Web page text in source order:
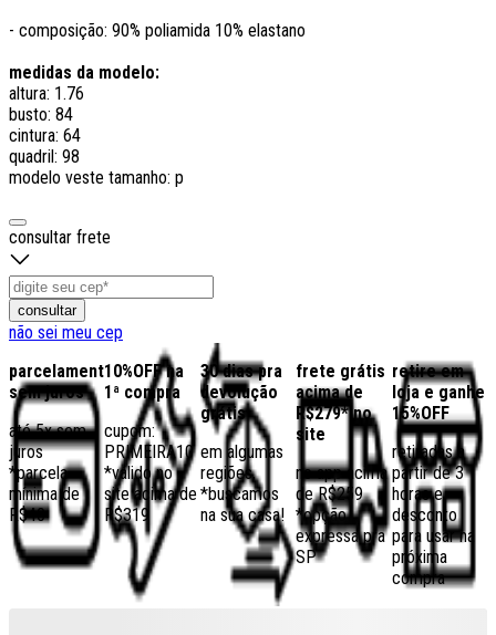
- composição: 90% poliamida 10% elastano
medidas da modelo:
altura: 1.76
busto: 84
cintura: 64
quadril: 98
modelo veste tamanho: p
consultar frete
consultar
não sei meu cep
parcelamento
sem juros
até 5x sem
juros
*parcela
mínima de
R$40
10%OFF na
1ª compra
cupom:
PRIMEIRA10
*válido no
site acima de
R$319
30 dias pra
devolução
grátis
em algumas
regiões,
*buscamos
na sua casa!
frete grátis
acima de
R$279* no
site
no app acima
de R$259
*opção
expressa pra
SP
retire em
loja e ganhe
15%OFF
retiradas a
partir de 3
horas e
desconto
para usar na
próxima
compra